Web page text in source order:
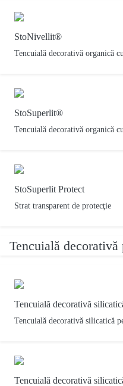
StoNivellit®
Tencuială decorativă organică
StoSuperlit®
Tencuială decorativă organică
StoSuperlit Protect
Strat transparent de protecţie
Tencuială
Tencuială decorativă
Tencuială decorativă silicatică
Tencuială decorativă